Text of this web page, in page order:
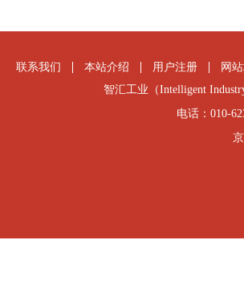
联系我们 本站介绍 用户注册
网
智汇工业（Intelligent
电话：010-